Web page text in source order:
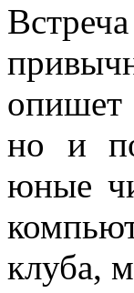
опишет
но и
юные
клуба,